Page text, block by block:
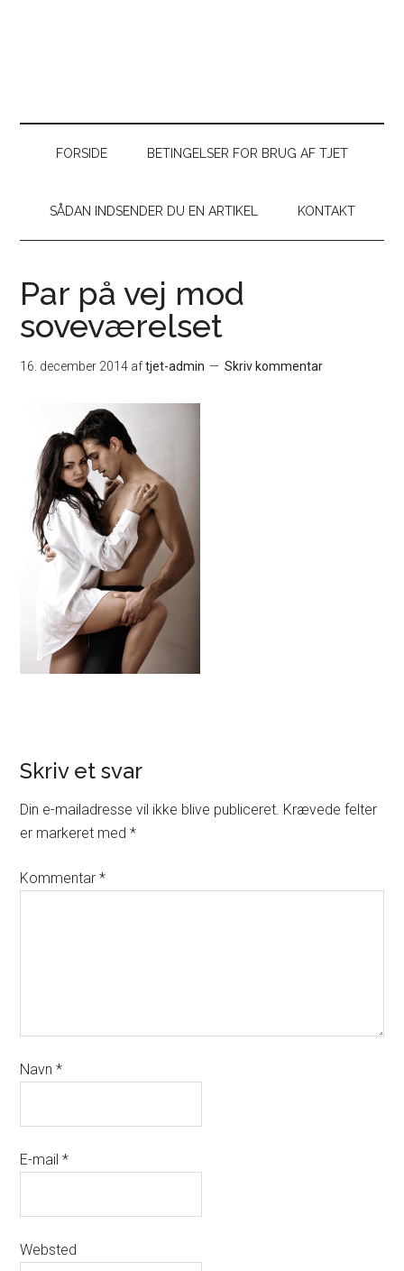
FORSIDE BETINGELSER FOR BRUG AF TJET
SÅDAN INDSENDER DU EN ARTIKEL KONTAKT
Par på vej mod
soveværelset
16. december 2014 aftjet-admin Skriv kommentar
Skriv et svar
Din e-mailadresse vil ikke blive publiceret. Krævede felter
er markeret med*
Kommentar*
Navn*
E-mail*
Websted